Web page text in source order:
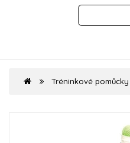
Tréninkové pomůcky